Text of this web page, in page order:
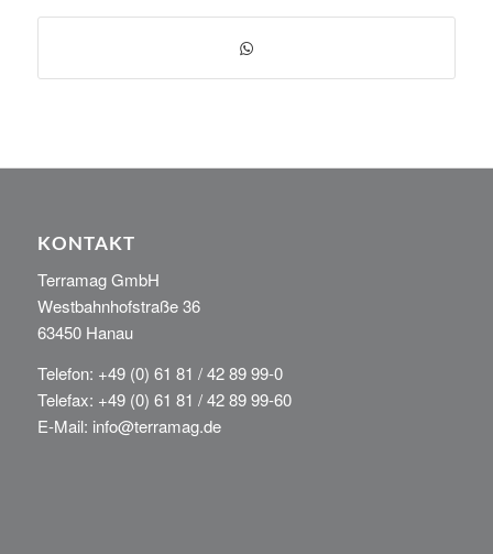
KONTAKT
Terramag GmbH
Westbahnhofstraße 36
63450 Hanau
Telefon: +49 (0) 61 81 / 42 89 99-0
Telefax: +49 (0) 61 81 / 42 89 99-60
E-Mail: info@terramag.de